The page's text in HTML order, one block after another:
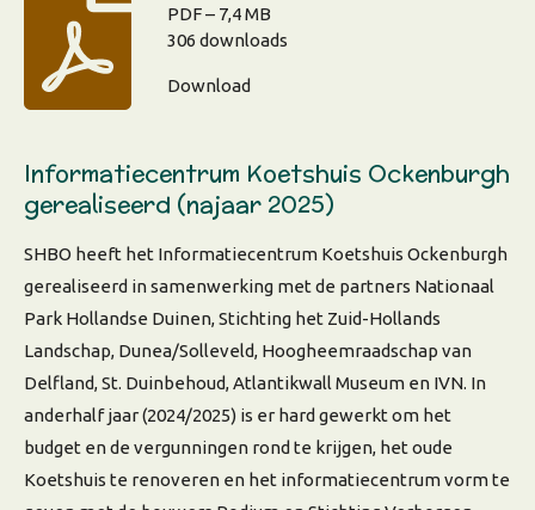
PDF – 7,4 MB
306 downloads
Download
Informatiecentrum Koetshuis Ockenburgh
gerealiseerd (najaar 2025)
SHBO heeft het Informatiecentrum Koetshuis Ockenburgh
gerealiseerd in samenwerking met de partners Nationaal
Park Hollandse Duinen, Stichting het Zuid-Hollands
Landschap, Dunea/Solleveld, Hoogheemraadschap van
Delfland, St. Duinbehoud, Atlantikwall Museum en IVN. In
anderhalf jaar (2024/2025) is er hard gewerkt om het
budget en de vergunningen rond te krijgen, het oude
Koetshuis te renoveren en het informatiecentrum vorm te